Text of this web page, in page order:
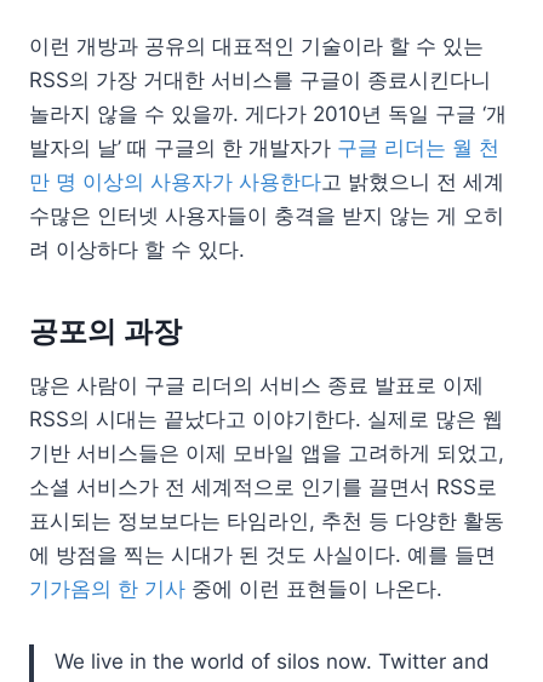
이런 개방과 공유의 대표적인 기술이라 할 수 있는
RSS의 가장 거대한 서비스를 구글이 종료시킨다니
놀라지 않을 수 있을까. 게다가 2010년 독일 구글 ‘개
발자의 날’ 때 구글의 한 개발자가 구글 리더는 월 천
만 명 이상의 사용자가 사용한다고 밝혔으니 전 세계
수많은 인터넷 사용자들이 충격을 받지 않는 게 오히
려 이상하다 할 수 있다.
공포의 과장
많은 사람이 구글 리더의 서비스 종료 발표로 이제
RSS의 시대는 끝났다고 이야기한다. 실제로 많은 웹
기반 서비스들은 이제 모바일 앱을 고려하게 되었고,
소셜 서비스가 전 세계적으로 인기를 끌면서 RSS로
표시되는 정보보다는 타임라인, 추천 등 다양한 활동
에 방점을 찍는 시대가 된 것도 사실이다. 예를 들면
기가옴의 한 기사 중에 이런 표현들이 나온다.
We live in the world of silos now. Twitter and